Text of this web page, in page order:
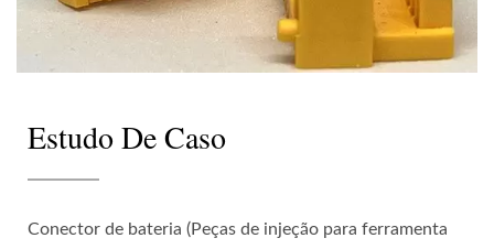
Estudo De Caso
Conector de bateria (Peças de injeção para ferramenta